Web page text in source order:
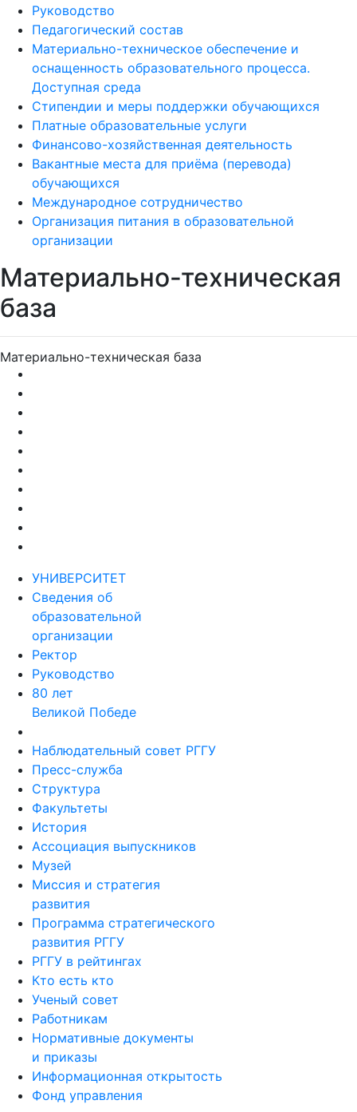
Руководство
Педагогический состав
Материально-техническое обеспечение и
оснащенность образовательного процесса.
Доступная среда
Стипендии и меры поддержки обучающихся
Платные образовательные услуги
Финансово-хозяйственная деятельность
Вакантные места для приёма (перевода)
обучающихся
Международное сотрудничество
Организация питания в образовательной
организации
Материально-техническая
база
Материально-техническая база
УНИВЕРСИТЕТ
Сведения об
образовательной
организации
Ректор
Руководство
80 лет
Великой Победе
Наблюдательный совет РГГУ
Пресс-служба
Структура
Факультеты
История
Ассоциация выпускников
Музей
Миссия и стратегия
развития
Программа стратегического
развития РГГУ
РГГУ в рейтингах
Кто есть кто
Ученый совет
Работникам
Нормативные документы
и приказы
Информационная открытость
Фонд управления